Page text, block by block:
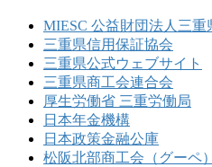
MIESC 公益財団法人三
三重県信用保証協会
三重県公式ウェブサイト
三重県商工会連合会
厚生労働省 三重労働局
日本年金機構
日本政策金融公庫
松阪北部商工会（グーペ）